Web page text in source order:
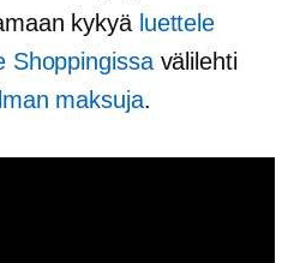
kykyä luettele
Shoppingissavälilehti
maksuja.